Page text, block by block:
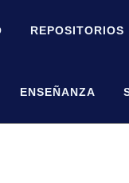
REPOSITORIOS
ENSEÑANZA